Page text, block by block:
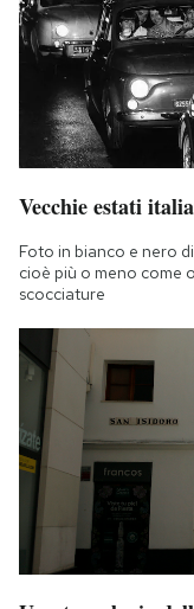
Vecchie estati
Foto in bianco e nero
cioè più o meno come
scocciature